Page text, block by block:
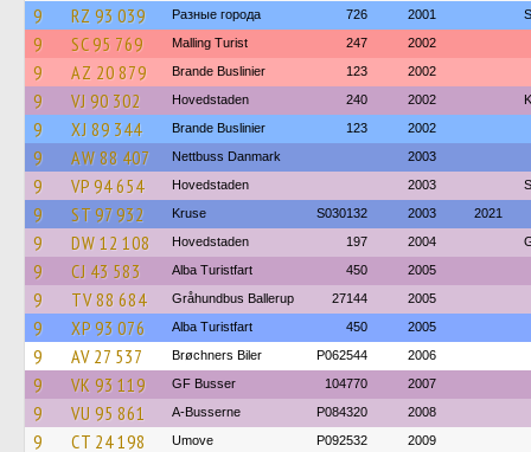
9 RZ 93 039 Разные города 726 2001
9 SC 95 769 Malling Turist 247 2002
9 AZ 20 879 Brande Buslinier 123 2002
9 VJ 90 302 Hovedstaden 240 2002
9 XJ 89 344 Brande Buslinier 123 2002
9 AW 88 407 Nettbuss Danmark 2003
9 VP 94 654 Hovedstaden 2003
9 ST 97 932 Kruse S030132 2003 2021
9 DW 12 108 Hovedstaden 197 2004
9 CJ 43 583 Alba Turistfart 450 2005
9 TV 88 684 Gråhundbus Ballerup 27144 2005
9 XP 93 076 Alba Turistfart 450 2005
9 AV 27 537 Brøchners Biler P062544 2006
9 VK 93 119 GF Busser 104770 2007
9 VU 95 861 A-Busserne P084320 2008
9 CT 24 198 Umove P092532 2009